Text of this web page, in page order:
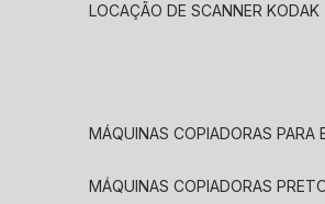
LOCAÇÃO DE SCANNER KODAK
MÁQUINAS COPIADORAS PARA
MÁQUINAS COPIADORAS